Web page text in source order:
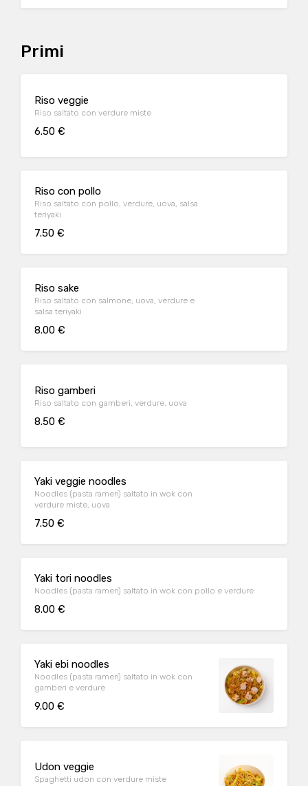
Primi
Riso veggie
Riso saltato con verdure miste
6.50 €
Riso con pollo
Riso saltato con pollo, verdure, uova, salsa
teriyaki
7.50 €
Riso sake
Riso saltato con salmone, uova, verdure e
salsa teriyaki
8.00 €
Riso gamberi
Riso saltato con gamberi, verdure, uova
8.50 €
Yaki veggie noodles
Noodles (pasta ramen) saltato in wok con
verdure miste, uova
7.50 €
Yaki tori noodles
Noodles (pasta ramen) saltato in wok con pollo e verdure
8.00 €
Yaki ebi noodles
Noodles (pasta ramen) saltato in wok con
gamberi e verdure
9.00 €
Udon veggie
Spaghetti udon con verdure miste